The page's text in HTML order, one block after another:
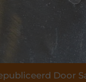
Door